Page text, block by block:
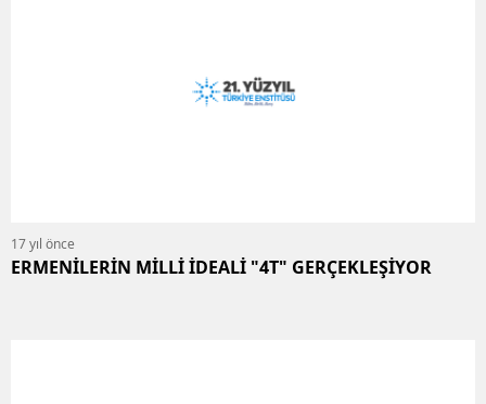
17 yıl önce
ERMENİLERİN MİLLİ İDEALİ "4T" GERÇEKLEŞİYOR